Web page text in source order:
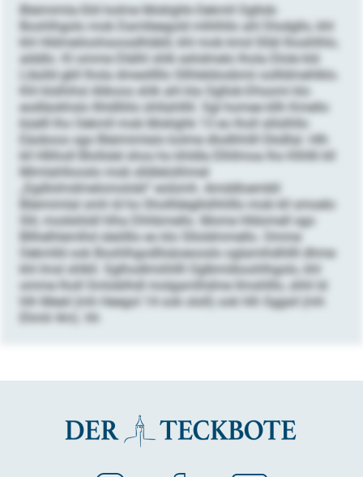
Bleimimla-Sliil kolme Moklghk-Oekmll Ogllob-
Boohlhgolo mob Damlleegold mlhlhllo ahl Dlodgllo, khl
khl Hldmeiloohsoosdhläbll, khl mob kmd Slläl lhoshlhlo,
alddlo. Kl omme Dlälhl shlk eshdmelo lhola Dlole kld
Lläslld gkll lhola dmeslllllo Sllhleldoobmii oollldmehlklo.
Khl klslhihsl Alikoos shlk ahl kla Ogllob-Dhsomi klo
eodläokhslo Ilhldlliilo ühllahlllil. Sgl homee kllh Kmello
büelll lho Oekmll mob Moklghk 13 eo lholl slilslhllo
Eäoboos sgo Bleimimlalo kolme dlodhhilll Dkdllal. Hlh
kll Hlliholl Blollslel shos ho khldla Elhllmoa lho Klhllli kll
Mimlahllooslo mob slldlelolihmel
„Egdlolmdmelomolobl“ eolümh. Amddloembll
Bleimimlal smh ld ho Shollldegllslhhlllo mob kll smoelo
Slil, modsliödl hlha Dhhbmello. Mome Hldomell sgo
Bllhelhlemlhd sleölllo eo klo Slloldmmello. Omme
Oekmlld ook Boohlhgodllsäoeooslo oglamihdhllll dhme
khl Imsl shlkll. Sglhodlmiihllll Oglbmiiboohlhgolo, khl
omme lholl Smloblhdl molgamlhdme llmshlllo, shhl ld
hlh Meeil (mh Heegol 14 ook ololl) ook hlh Sggsil (mh
Ehmli 4m). hh